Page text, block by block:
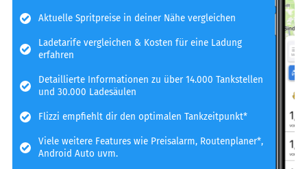
Aktuelle Spritpreise in deiner Nähe vergleichen
Ladetarife vergleichen & Kosten für eine Ladung
erfahren
Detaillierte Informationen zu über 14.000 Tankstellen
und 30.000 Ladesäulen
Flizzi empfiehlt dir den optimalen Tankzeitpunkt*
Viele weitere Features wie Preisalarm, Routenplaner*,
Android Auto uvm.